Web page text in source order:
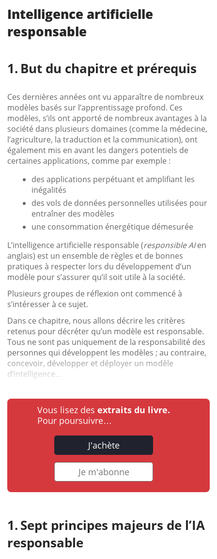
Intelligence artificielle
responsable
But du chapitre et prérequis
Ces dernières années ont vu apparaître de nombreux
modèles basés sur l’apprentissage profond. Ces
modèles, s’ils ont apporté de nombreux avantages à la
société dans plusieurs domaines (comme la médecine,
l’agriculture, la traduction et la communication), ont
également mis en avant les dangers potentiels de
certaines applications, comme par exemple :
des applications perpétuant et amplifiant les
inégalités
des vols de données personnelles utilisées pour
entraîner des modèles
une consommation énergétique démesurée
L’intelligence artificielle responsable (responsible AIen
anglais) est un ensemble de règles et de bonnes
pratiques à respecter lors du développement d’un
modèle pour s’assurer qu’il soit utile à la société.
Plusieurs groupes de réflexion ont commencé à
s’intéresser à ce sujet.
Dans ce chapitre, nous allons décrire les critères
retenus pour décréter qu’un modèle est responsable.
Tous ne sont pas uniquement de la responsabilité des
personnes qui développent les modèles ; au contraire,
concevoir, développer et déployer un modèle
d’intelligence...
Vous lisez des extraits du livre.
Pour poursuivre…
J'achète
Je m'abonne
Sept principes majeurs de l’IA
responsable